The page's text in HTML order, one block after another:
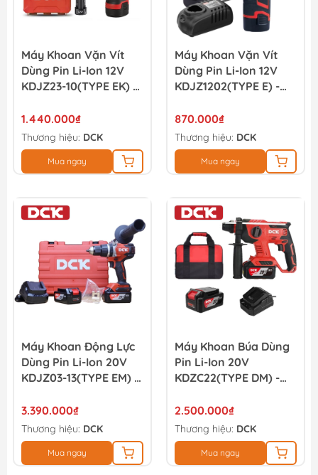
Máy Khoan Vặn Vít
Dùng Pin Li-Ion 12V
KDJZ23-10(TYPE EK) -
1.440.000₫
Thương hiệu: DCK
Mua ngay
Máy Khoan Vặn Vít
Dùng Pin Li-Ion 12V
KDJZ1202(TYPE E) -
870.000₫
Thương hiệu: DCK
Mua ngay
Máy Khoan Động Lực
Dùng Pin Li-Ion 20V
KDJZ03-13(TYPE EM) -
3.390.000₫
Thương hiệu: DCK
Mua ngay
Máy Khoan Búa Dùng
Pin Li-Ion 20V
KDZC22(TYPE DM) -
2.500.000₫
Thương hiệu: DCK
Mua ngay